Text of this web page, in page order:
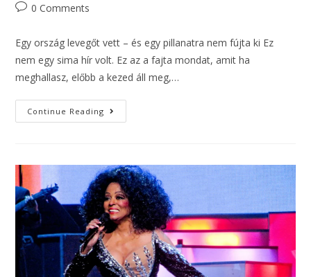
0 Comments
Egy ország levegőt vett – és egy pillanatra nem fújta ki Ez
nem egy sima hír volt. Ez az a fajta mondat, amit ha
meghallasz, előbb a kezed áll meg,…
Continue Reading